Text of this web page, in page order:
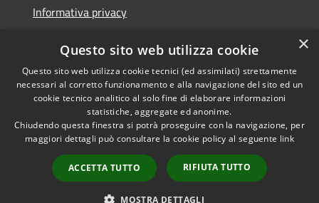
Informativa privacy
Dichiarazione di accessibilità
RSS
Accessibilità
Copyright © 2026 • Comune di
Montebello Vicentino •
Powered byMunicipium
Accesso redazione
×
Questo sito web utilizza cookie
Questo sito web utilizza cookie tecnici (ed assimilati) strettamente
necessari al corretto funzionamento e alla navigazione del sito ed un
cookie tecnico analitico al solo fine di elaborare informazioni
statistiche, aggregate ed anonime.
Chiudendo questa finestra si potrà proseguire con la navigazione, per
maggiori dettagli può consultare la cookie policy al seguente link
ACCETTA TUTTO RIFIUTA TUTTO
MOSTRA DETTAGLI